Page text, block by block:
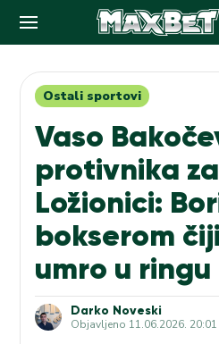
contentOstali sportovi
Vaso
protivnika
Ložionici:
bokserom
umro u ringu
Darko Noveski
Objavljeno 11.06.2026. 20:01